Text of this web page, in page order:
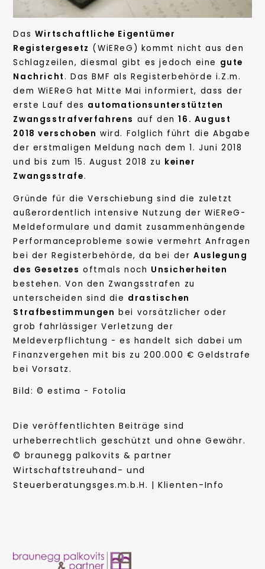
Das Wirtschaftliche Eigentümer
Registergesetz (WiEReG) kommt nicht aus den
Schlagzeilen, diesmal gibt es jedoch eine gute
Nachricht. Das BMF als Registerbehörde i.Z.m.
dem WiEReG hat Mitte Mai informiert, dass der
erste Lauf des automationsunterstützten
Zwangsstrafverfahrens auf den16. August
2018 verschoben wird. Folglich führt die Abgabe
der erstmaligen Meldung nach dem 1. Juni 2018
und bis zum 15. August 2018 zu keiner
Zwangsstrafe.
Gründe für die Verschiebung sind die zuletzt
außerordentlich intensive Nutzung der WiEReG-
Meldeformulare und damit zusammenhängende
Performanceprobleme sowie vermehrt Anfragen
bei der Registerbehörde, da bei der Auslegung
des Gesetzes oftmals noch Unsicherheiten
bestehen. Von den Zwangsstrafen zu
unterscheiden sind die drastischen
Strafbestimmungen bei vorsätzlicher oder
grob fahrlässiger Verletzung der
Meldeverpflichtung - es handelt sich dabei um
Finanzvergehen mit bis zu 200.000 € Geldstrafe
bei Vorsatz.
Bild: © estima - Fotolia
Die veröffentlichten Beiträge sind
urheberrechtlich geschützt und ohne Gewähr.
© braunegg palkovits & partner
Wirtschaftstreuhand- und
Steuerberatungsges.m.b.H. | Klienten-Info